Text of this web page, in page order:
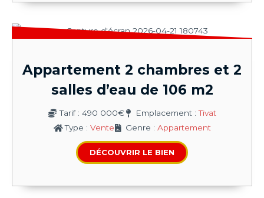
Appartement 2 chambres et 2
salles d’eau de 106 m2
Tarif : 490 000€ Emplacement : Tivat
Type : Vente Genre : Appartement
DÉCOUVRIR LE BIEN